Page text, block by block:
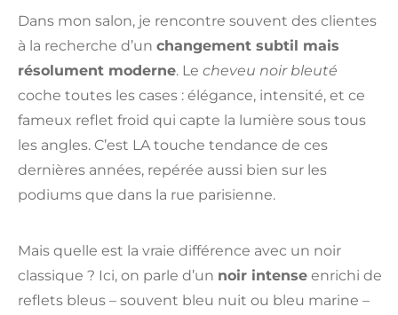
Dans mon salon, je rencontre souvent des clientes
à la recherche d’un changement subtil mais
résolument moderne. Le cheveu noir bleuté
coche toutes les cases : élégance, intensité, et ce
fameux reflet froid qui capte la lumière sous tous
les angles. C’est LA touche tendance de ces
dernières années, repérée aussi bien sur les
podiums que dans la rue parisienne.
Mais quelle est la vraie différence avec un noir
classique ? Ici, on parle d’un noir intense enrichi de
reflets bleus – souvent bleu nuit ou bleu marine –